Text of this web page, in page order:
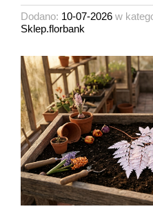
Dodano: 10-07-2026 w
Sklep.florbank